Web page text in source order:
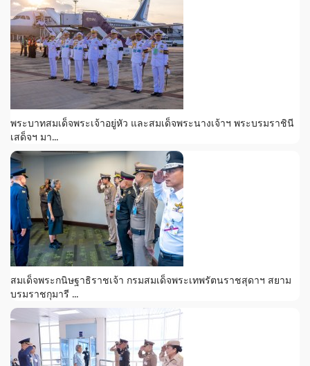
พระบาทสมเด็จพระเจ้าอยู่หัว และสมเด็จพระนางเจ้าฯ พระบรมราชินี
เสด็จฯ มา...
สมเด็จพระกนิษฐาธิราชเจ้า กรมสมเด็จพระเทพรัตนราชสุดาฯ สยาม
บรมราชกุมารี ...